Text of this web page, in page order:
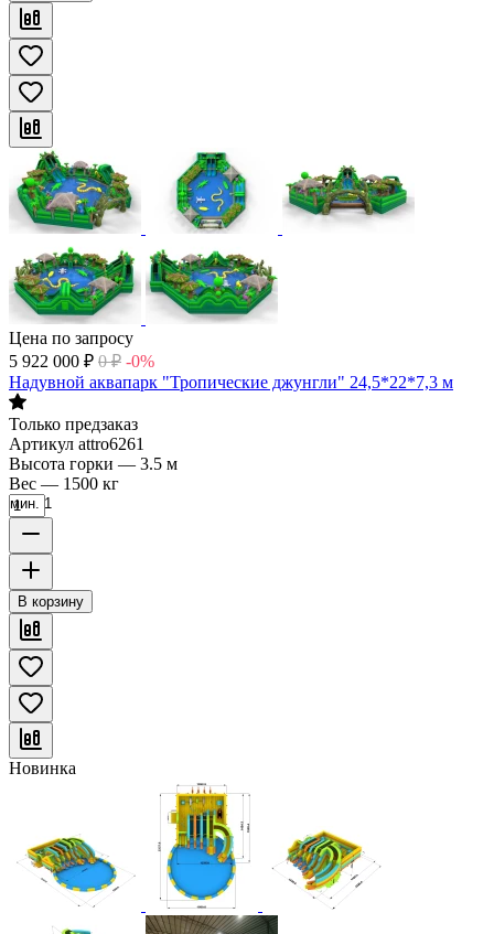
Цена по запросу
5 922 000 ₽ 0 ₽ -0%
Надувной аквапарк "Тропические джунгли" 24,5*22*7,3 м
Только предзаказ
Артикул attro6261
Высота горки — 3.5 м
Вес — 1500 кг
мин. 1
В корзину
Новинка